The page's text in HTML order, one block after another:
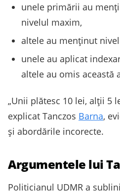
unele primării au
nivelul maxim,
altele au menținut
unele au aplicat
altele au omis această
„Unii plătesc 10 lei, alții 5
explicat Tanczos Barna,
și abordările incorecte.
Argumentele lui
Politicianul UDMR a